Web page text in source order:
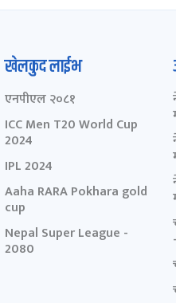
खेलकुद लाईभ
एनपीएल २०८१
ICC Men T20 World Cup
2024
IPL 2024
Aaha RARA Pokhara gold
cup
Nepal Super League -
2080